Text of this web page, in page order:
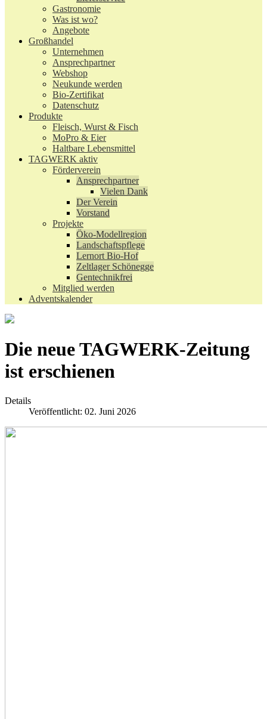
Gastronomie
Was ist wo?
Angebote
Großhandel
Unternehmen
Ansprechpartner
Webshop
Neukunde werden
Bio-Zertifikat
Datenschutz
Produkte
Fleisch, Wurst & Fisch
MoPro & Eier
Haltbare Lebensmittel
TAGWERK aktiv
Förderverein
Ansprechpartner
Vielen Dank
Der Verein
Vorstand
Projekte
Öko-Modellregion
Landschaftspflege
Lernort Bio-Hof
Zeltlager Schönegge
Gentechnikfrei
Mitglied werden
Adventskalender
Die neue TAGWERK-Zeitung
ist erschienen
Details
Veröffentlicht: 02. Juni 2026